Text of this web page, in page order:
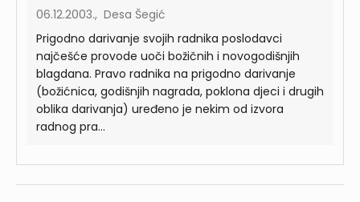
06.12.2003., Desa Šegić
Prigodno darivanje svojih radnika poslodavci
najčešće provode uoči božičnih i novogodišnjih
blagdana. Pravo radnika na prigodno darivanje
(božićnica, godišnjih nagrada, poklona djeci i drugih
oblika darivanja) uređeno je nekim od izvora
radnog pra...